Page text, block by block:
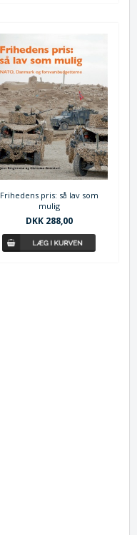
Frihedens pris: så lav som
mulig
DKK 288,00